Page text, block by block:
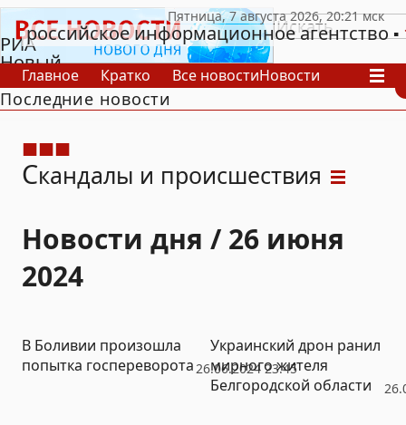
РИА
Новый
День
российское информационное агентство
Главное Кратко Все новостиНовости
В России
В мире
Последние новости
Скандалы и происшествия
Новости дня / 26 июня
2024
26.06.2024 23:45
В Боливии произошла
попытка госпереворота
Украинский дрон ранил
мирного жителя
Белгородской области